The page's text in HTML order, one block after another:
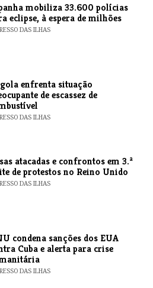
mobiliza 33.600 polícias
eclipse, à espera de milhões
DAS ILHAS
enfrenta situação
de escassez de
DAS ILHAS
atacadas e confrontos em 3.ª
de protestos no Reino Unido
DAS ILHAS
condena sanções dos EUA
Cuba e alerta para crise
DAS ILHAS